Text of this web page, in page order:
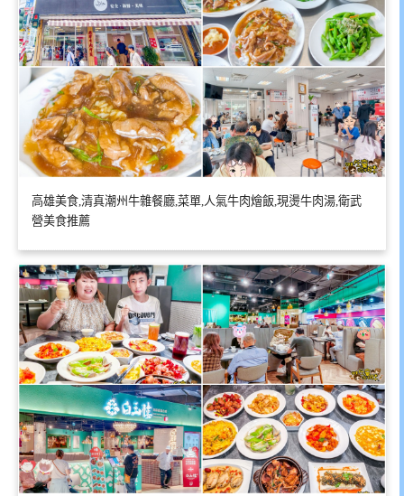
高雄美食,清真潮州牛雜餐廳,菜單,人氣牛肉燴飯,現燙牛肉湯,衛武
營美食推薦